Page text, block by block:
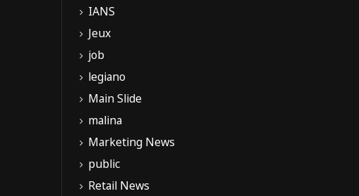
IANS
Jeux
job
legiano
Main Slide
malina
Marketing News
public
Retail News